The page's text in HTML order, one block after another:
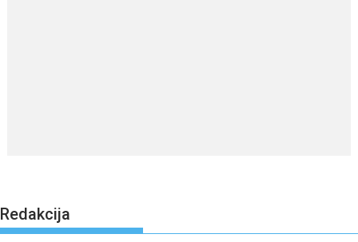
Redakcija